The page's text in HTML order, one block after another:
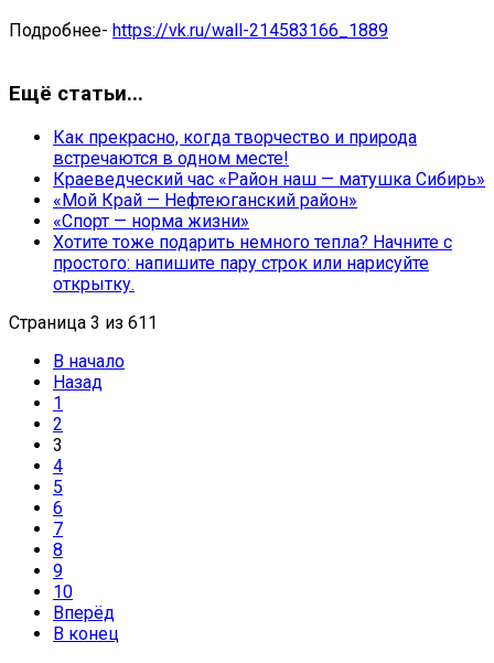
Подробнее- https://vk.ru/wall-214583166_1889
Ещё статьи...
Как прекрасно, когда творчество и природа
встречаются в одном месте!
Краеведческий час «Район наш — матушка Сибирь»
«Мой Край — Нефтеюганский район»
«Спорт — норма жизни»
Хотите тоже подарить немного тепла? Начните с
простого: напишите пару строк или нарисуйте
открытку.
Страница 3 из 611
В начало
Назад
1
2
3
4
5
6
7
8
9
10
Вперёд
В конец